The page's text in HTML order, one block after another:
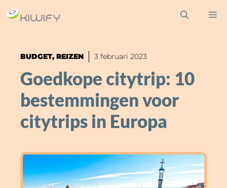
Ga
naar
inhoudBUDGET, REIZEN 3 februari 2023
Goedkope citytrip: 10
bestemmingen voor
citytrips in Europa